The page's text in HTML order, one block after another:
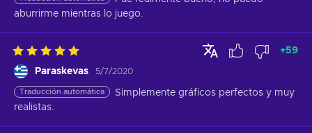
aburrirme mientras lo juego.
Paraskevas 5/7/2020
+59
Traducción automática
Simplemente gráficos perfectos y muy
realistas.